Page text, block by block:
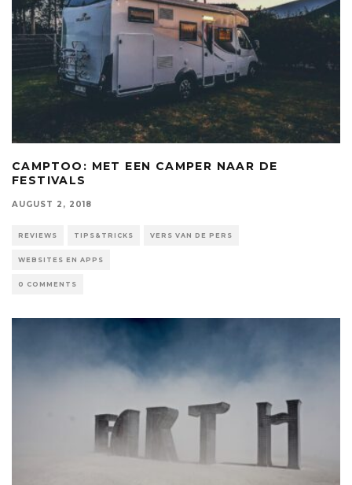
CAMPTOO: MET EEN CAMPER NAAR DE
FESTIVALS
AUGUST 2, 2018
REVIEWS TIPS&TRICKS VERS VAN DE PERS
WEBSITES EN APPS
0 COMMENTS